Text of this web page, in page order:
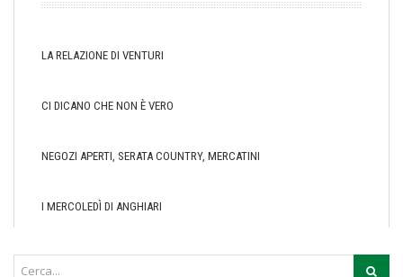
LA RELAZIONE DI VENTURI
CI DICANO CHE NON È VERO
NEGOZI APERTI, SERATA COUNTRY, MERCATINI
I MERCOLEDÌ DI ANGHIARI